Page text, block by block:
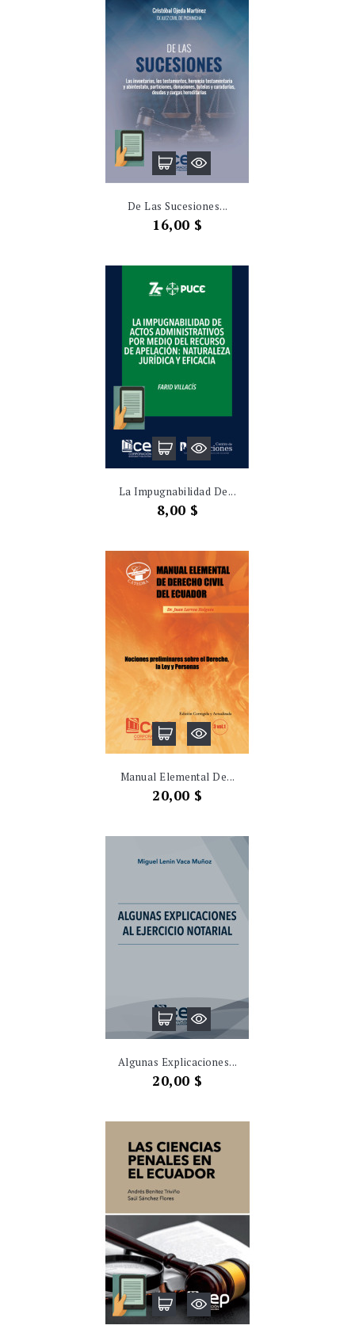
De Las Sucesiones...
Precio
16,00 $
La Impugnabilidad De...
Precio
8,00 $
Manual Elemental De...
Precio
20,00 $
Algunas Explicaciones...
Precio
20,00 $